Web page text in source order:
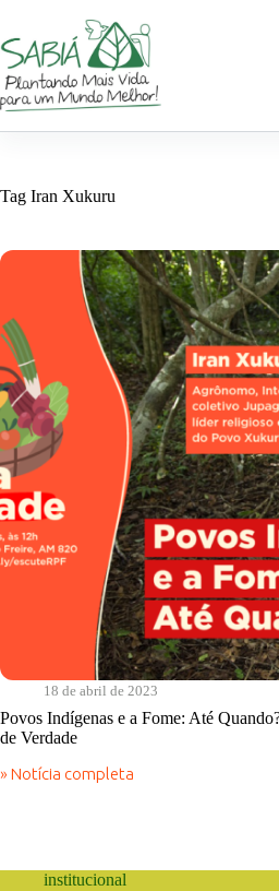
o
conteúdo
Tag Iran Xukuru
18 de abril de 2023
Povos Indígenas e a Fome: Até
de Verdade
» Notícia completa
Povos
Até
institucional